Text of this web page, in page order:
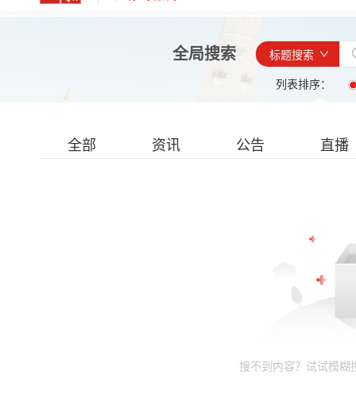
全局搜索
标题搜索
列表排序：
全部 资讯 公告 直播
搜不到内容？试试模糊